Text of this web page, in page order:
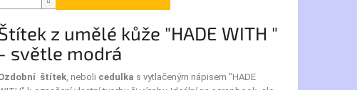
z umělé kůže "HADE WITH "
světle modrá
štítek, neboli cedulka s vytlačeným nápisem "HADE